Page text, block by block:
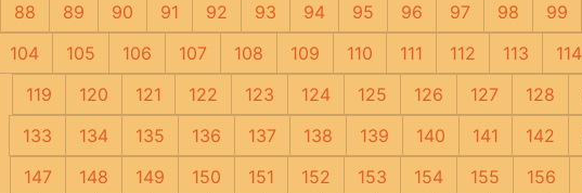
88
89 90 91 92 93 94 95 96 97 98 99
104
105 106 107 108 109 110 111 112 113 114
119
120 121 122 123 124 125 126 127 128
133
134 135 136 137 138 139 140 141 142
147
148 149 150 151 152 153 154 155 156